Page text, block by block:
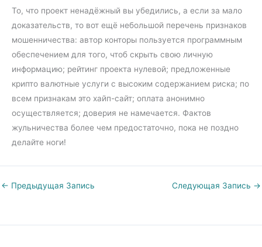
То, что проект ненадёжный вы убедились, а если за мало
доказательств, то вот ещё небольшой перечень признаков
мошенничества: автор конторы пользуется программным
обеспечением для того, чтоб скрыть свою личную
информацию; рейтинг проекта нулевой; предложенные
крипто валютные услуги с высоким содержанием риска; по
всем признакам это хайп-сайт; оплата анонимно
осуществляется; доверия не намечается. Фактов
жульничества более чем предостаточно, пока не поздно
делайте ноги!
← Предыдущая Запись Следующая Запись →